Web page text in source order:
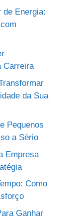
de Energia:
Carreira
da Sua
Pequenos
a Sério
Empresa
Como
Ganhar